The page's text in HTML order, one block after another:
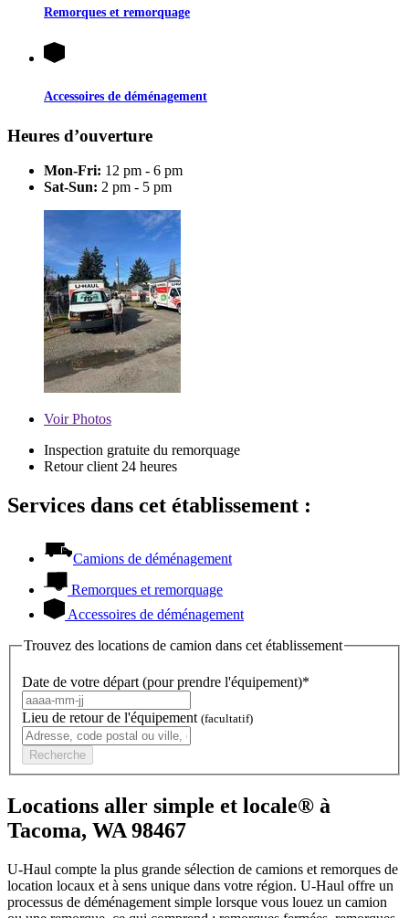
Remorques et remorquage
Accessoires de déménagement
Heures d’ouverture
Mon-Fri: 12 pm - 6 pm
Sat-Sun: 2 pm - 5 pm
VoirPhotos
Inspection gratuite du remorquage
Retour client 24 heures
Services dans cet établissement :
Camions de déménagement
Remorques et remorquage
Accessoires de déménagement
Trouvez des locations de camion dans cet établissement
Date de votre départ (pour prendre l'équipement)*
Lieu de retour de l'équipement (facultatif)
Recherche
Locations aller simple et locale® à
Tacoma, WA 98467
U-Haul compte la plus grande sélection de camions et remorques de
location locaux et à sens unique dans votre région. U-Haul offre un
processus de déménagement simple lorsque vous louez un camion